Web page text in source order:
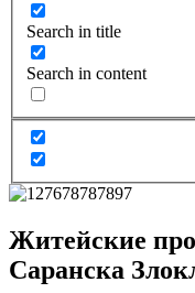
Search in title
Search in content
Житейские
Саранска